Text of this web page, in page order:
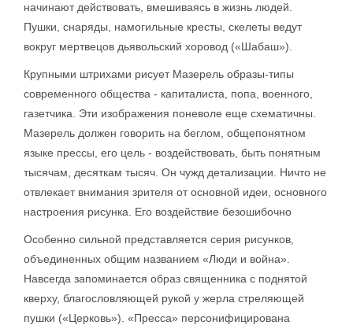
начинают действовать, вмешиваясь в жизнь людей.
Пушки, снаряды, намогильные кресты, скелеты ведут
вокруг мертвецов дьявольский хоровод («Шабаш»).
Крупными штрихами рисует Мазерель образы-типы
современного общества - капиталиста, попа, военного,
газетчика. Эти изображения поневоле еще схематичны.
Мазерель должен говорить на беглом, общепонятном
языке прессы, его цель - воздействовать, быть понятным
тысячам, десяткам тысяч. Он чужд детализации. Ничто не
отвлекает внимания зрителя от основной идеи, основного
настроения рисунка. Его воздействие безошибочно
Особенно сильной представляется серия рисунков,
объединенных общим названием «Люди и война».
Навсегда запоминается образ священника с поднятой
кверху, благословляющей рукой у жерла стреляющей
пушки («Церковь»). «Пресса» персонифицирована